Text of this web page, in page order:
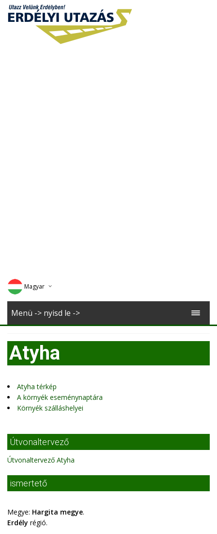
Magyar
Deutsch
Romana
Menü -> nyisd le ->
Atyha
Atyha térkép
A környék eseménynaptára
Környék szálláshelyei
Útvonaltervező
Útvonaltervező Atyha
ismertető
Megye: Hargita megye.
Erdély régió.